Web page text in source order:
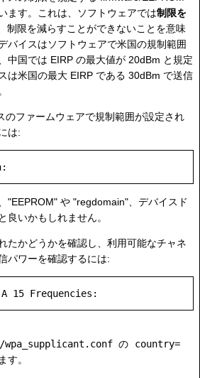
ます。これは、ソフトウェアでは制限を
、制限を減らすことができないことを意味
バイスはソフトウェアで米国の規制範囲
中国では EIRP の最大値が 20dBm と規定
は米国の最大 EIRP である 30dBm で送信
のファームウェアで規制範囲が設定され
は:
"EEPROM" や "regdomain"、デバイスド
良いかもしれません。
たかどうかを確認し、利用可能なチャネ
パワーを確認するには:
の
country=
す。